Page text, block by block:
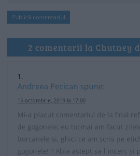
2 comentarii la Chutney
Andreea Pecican spune:
15 octombrie, 2019 la 17:00
Mi-a placut comentariul de la final
de gogonele; eu tocmai am facut
borcanele si, ghici ce am scris pe
gogonele! ? Abia astept sa-l incerc si